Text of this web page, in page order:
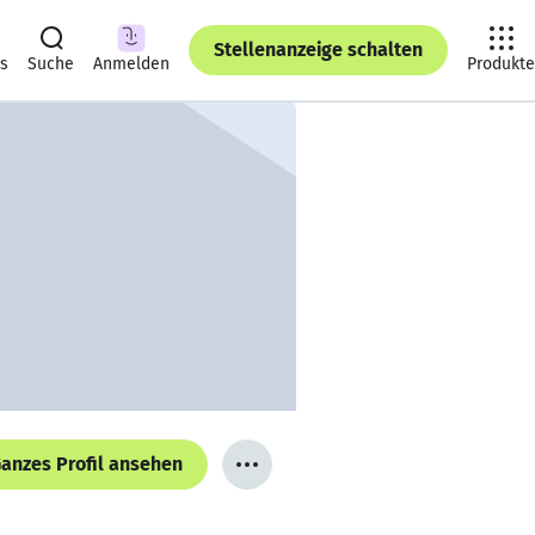
Suche Anmelden
Stellenanzeige schalten
Produkte
Profil ansehen